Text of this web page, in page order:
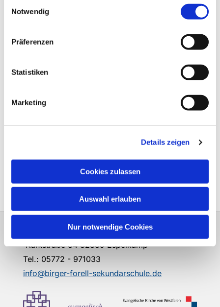
Notwendig
Präferenzen
Statistiken
Marketing
Details zeigen
Cookies zulassen
Auswahl erlauben
Nur notwendige Cookies
(didaktische Leitung)
Sabrina Ramsberg Katharina Neufeld
(Abteilungsleitung II -
Birger-Forell-Sekundarschule Espelkamp
Kantstraße 34 32339 Espelkamp
Tel.: 05772 - 971033
info@birger-forell-sekundarschule.de